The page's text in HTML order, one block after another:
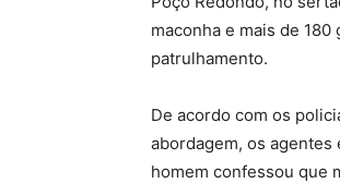
maconha e mais de
patrulhamento.
De acordo com os
abordagem, os
homem confessou que